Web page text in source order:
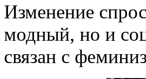
Изменение
модный, но и
связан с